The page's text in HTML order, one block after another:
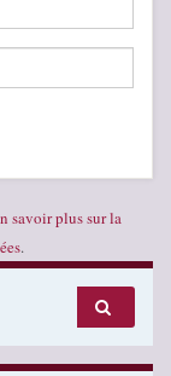
savoir plus sur la
.